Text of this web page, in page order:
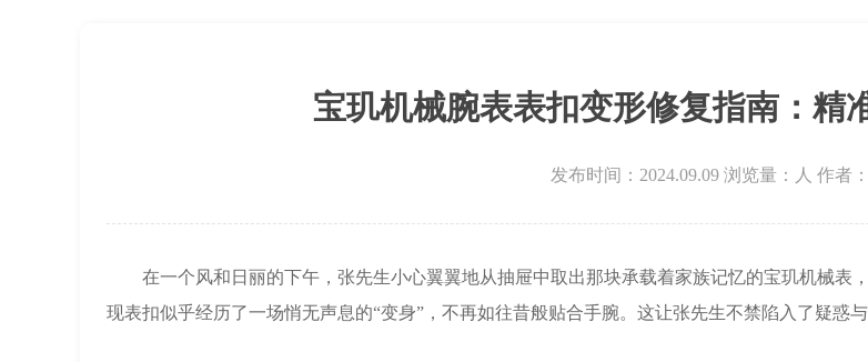
宝玑机械腕表表扣变形修复指南：精
发布时间：2024.09.09 浏览量： 人 作者
在一个风和日丽的下午，张先生小心翼翼地从抽屉中取出那块承载着家族记忆的宝玑机械表
现表扣似乎经历了一场悄无声息的“变身”，不再如往昔般贴合手腕。这让张先生不禁陷入了疑